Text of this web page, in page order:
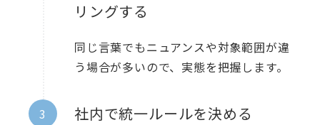
リングする
同じ言葉でもニュアンスや対象範囲が違
う場合が多いので、実態を把握します。
社内で統一ルールを決める